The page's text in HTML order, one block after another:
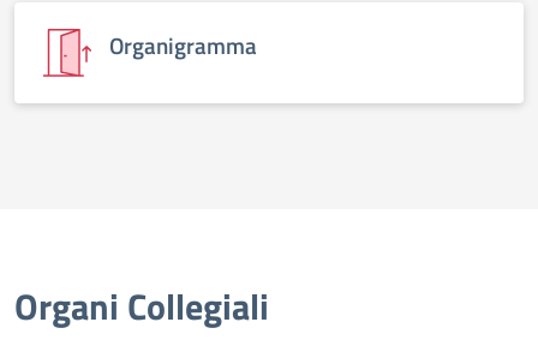
Organigramma
Organi Collegiali